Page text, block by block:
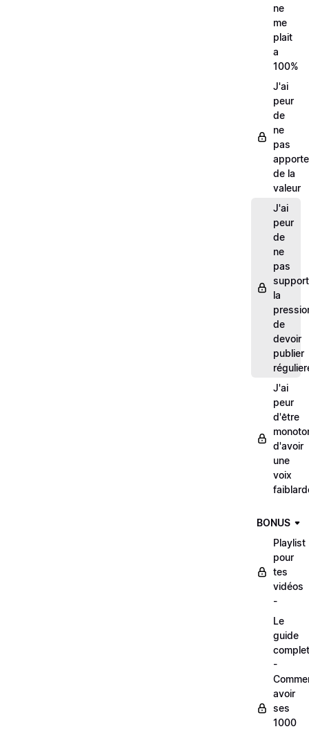
ne
me
plait
a
100%
J'ai
peur
de
ne
pas
de la
valeur
J'ai
peur
de
ne
pas
la
de
devoir
publier
J'ai
peur
d'être
d'avoir
une
voix
BONUS
Playlist
pour
tes
vidéos
-
Le
guide
complet
-
avoir
ses
1000